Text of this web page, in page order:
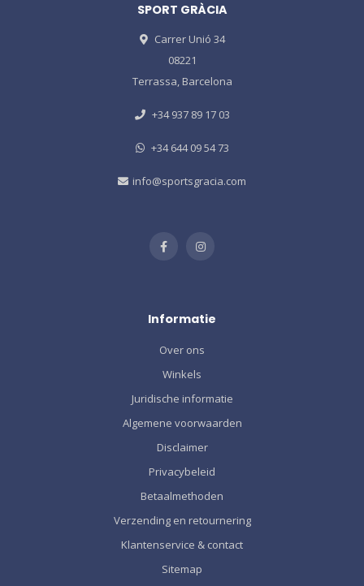
SPORT GRÀCIA
Carrer Unió 34
08221
Terrassa, Barcelona
+34 937 89 17 03
+34 644 09 54 73
info@sportsgracia.com
Informatie
Over ons
Winkels
Juridische informatie
Algemene voorwaarden
Disclaimer
Privacybeleid
Betaalmethoden
Verzending en retournering
Klantenservice & contact
Sitemap